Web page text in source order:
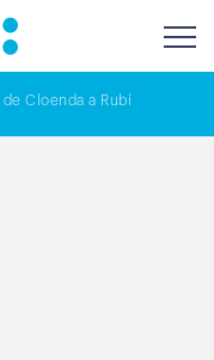
Cloenda a Rubí